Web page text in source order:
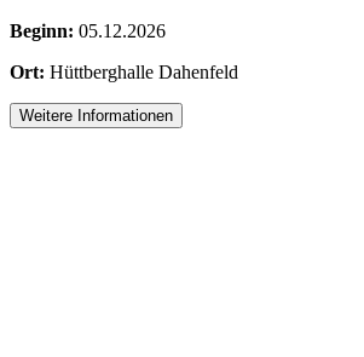
Beginn: 05.12.2026
Ort: Hüttberghalle Dahenfeld
Weitere Informationen